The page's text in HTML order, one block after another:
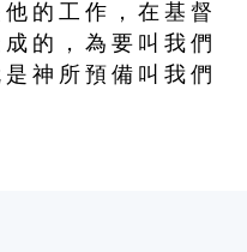
他 的 工 作 ， 在 基 督
的 ， 為 要 叫 我 們
神 所 預 備 叫 我 們